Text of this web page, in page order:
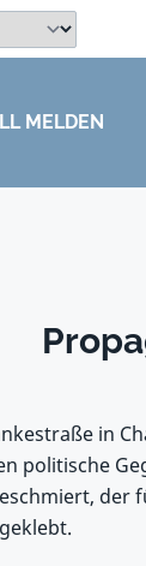
MELDEN
in
politische
der